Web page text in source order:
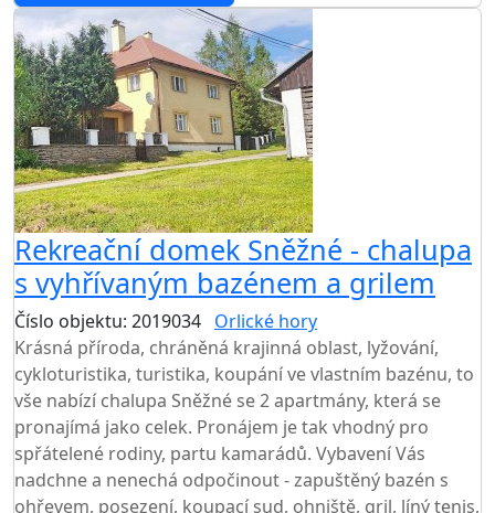
Rekreační domek Sněžné - chalupa
s vyhřívaným bazénem a grilem
Číslo objektu: 2019034 Orlické hory
Krásná příroda, chráněná krajinná oblast, lyžování,
cykloturistika, turistika, koupání ve vlastním bazénu, to
vše nabízí chalupa Sněžné se 2 apartmány, která se
pronajímá jako celek. Pronájem je tak vhodný pro
spřátelené rodiny, partu kamarádů. Vybavení Vás
nadchne a nenechá odpočinout - zapuštěný bazén s
ohřevem, posezení, koupací sud, ohniště, gril, líný tenis,